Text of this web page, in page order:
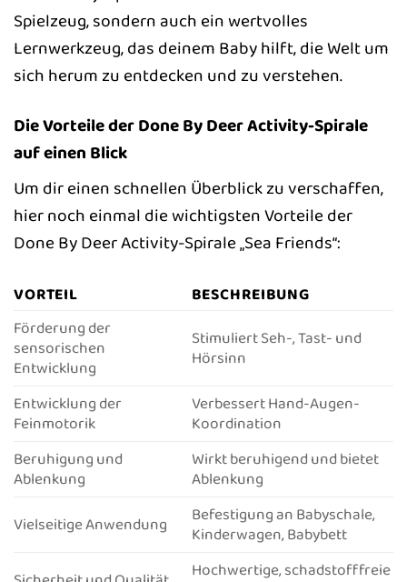
Spielzeug, sondern auch ein wertvolles
Lernwerkzeug, das deinem Baby hilft, die Welt um
sich herum zu entdecken und zu verstehen.
Die Vorteile der Done By Deer Activity-Spirale
auf einen Blick
Um dir einen schnellen Überblick zu verschaffen,
hier noch einmal die wichtigsten Vorteile der
Done By Deer Activity-Spirale „Sea Friends“:
VORTEIL
BESCHREIBUNG
Förderung der
sensorischen
Entwicklung
Stimuliert Seh-, Tast- und
Hörsinn
Entwicklung der
Feinmotorik
Verbessert Hand-Augen-
Koordination
Beruhigung und
Ablenkung
Wirkt beruhigend und bietet
Ablenkung
Vielseitige Anwendung
Befestigung an Babyschale,
Kinderwagen, Babybett
Hochwertige, schadstofffreie